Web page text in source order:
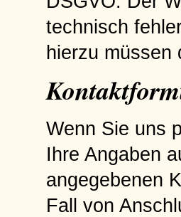
technisch
hierzu
Wenn Sie uns
Ihre Angaben
angegebenen
Fall von